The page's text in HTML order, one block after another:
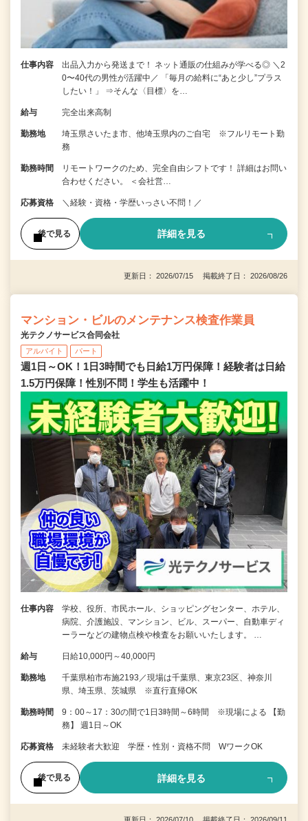
仕事内容
出品入力から発送まで！ ネット通販の仕組みが学べる◎ ＼2
0〜40代の男性が活躍中／ 「毎月の給料に“あと少し”プラス
したい！」 ⇒そんな〈目標〉を…
給与 完全出来高制
勤務地
埼玉県さいたま市、他埼玉県内のご自宅 ※フルリモート勤
務
勤務時間
リモートワークのため、完全自由シフトです！ 詳細はお問い
合わせください。 ＜会社営…
応募資格 ＼経験・資格・学歴いっさい不問！／
後で見る 詳細を見る
更新日： 2026/07/15 掲載終了日： 2026/08/26
マンション・ビルのメンテナンス検査作業員
光テクノサービス合同会社
アルバイト パート
週1日～OK！1日3時間でも日給1万円保障！経験者は日給
1.5万円保障！性別不問！学生も活躍中！
仕事内容
学校、役所、市民ホール、ショッピングセンター、ホテル、
病院、介護施設、マンション、ビル、スーパー、自動車ディ
ーラーなどの建物点検や検査をお願いいたします。 …
給与 日給10,000円～40,000円
勤務地
千葉県柏市布施2193／現場は千葉県、東京23区、神奈川
県、埼玉県、茨城県 ※直行直帰OK
勤務時間
9：00～17：30の間で1日3時間～6時間 ※現場による 【勤
務】 週1日～OK
応募資格 未経験者大歓迎 学歴・性別・資格不問 WワークOK
後で見る 詳細を見る